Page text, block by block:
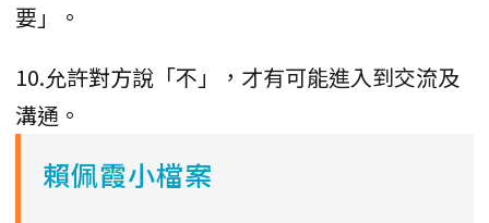
要」。
10.允許對方說「不」，才有可能進入到交流及
溝通。
賴佩霞小檔案